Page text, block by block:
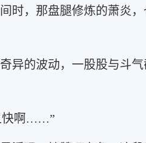
时，那盘腿修炼的萧炎
异的波动，一股股与斗
快啊……”